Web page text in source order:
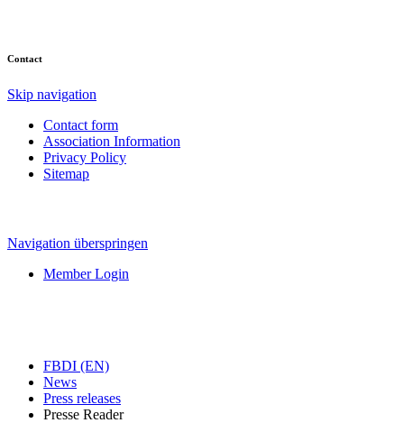
Contact
Skip navigation
Contact form
Association Information
Privacy Policy
Sitemap
Navigation überspringen
Member Login
FBDI (EN)
News
Press releases
Presse Reader